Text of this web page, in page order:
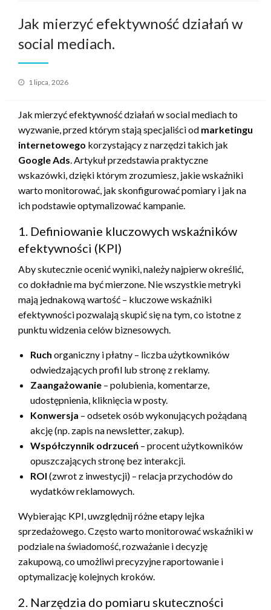
Jak mierzyć efektywność działań w
social mediach.
Opublikowane
1 lipca, 2026
Jak mierzyć efektywność działań w social mediach to
wyzwanie, przed którym stają specjaliści od marketingu
internetowego korzystający z narzędzi takich jak
Google Ads. Artykuł przedstawia praktyczne
wskazówki, dzięki którym zrozumiesz, jakie wskaźniki
warto monitorować, jak skonfigurować pomiary i jak na
ich podstawie optymalizować kampanie.
1. Definiowanie kluczowych wskaźników
efektywności (KPI)
Aby skutecznie ocenić wyniki, należy najpierw określić,
co dokładnie ma być mierzone. Nie wszystkie metryki
mają jednakową wartość – kluczowe wskaźniki
efektywności pozwalają skupić się na tym, co istotne z
punktu widzenia celów biznesowych.
Ruch organiczny i płatny – liczba użytkowników
odwiedzających profil lub stronę z reklamy.
Zaangażowanie – polubienia, komentarze,
udostępnienia, kliknięcia w posty.
Konwersja – odsetek osób wykonujących pożądaną
akcję (np. zapis na newsletter, zakup).
Współczynnik odrzuceń – procent użytkowników
opuszczających stronę bez interakcji.
ROI (zwrot z inwestycji) – relacja przychodów do
wydatków reklamowych.
Wybierając KPI, uwzględnij różne etapy lejka
sprzedażowego. Często warto monitorować wskaźniki w
podziale na świadomość, rozważanie i decyzję
zakupową, co umożliwi precyzyjne raportowanie i
optymalizację kolejnych kroków.
2. Narzędzia do pomiaru skuteczności